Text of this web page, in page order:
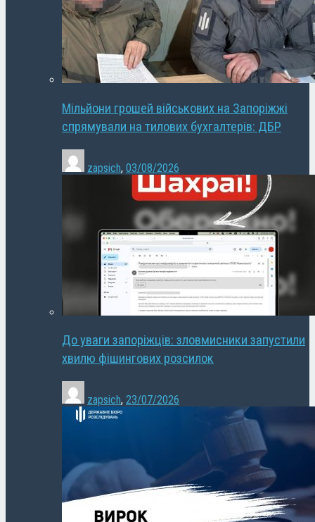
Мільйони грошей військових на Запоріжжі
спрямували на тилових бухгалтерів: ДБР
zapsich, 03/08/2026
До уваги запоріжців: зловмисники запустили
хвилю фішингових розсилок
zapsich, 23/07/2026